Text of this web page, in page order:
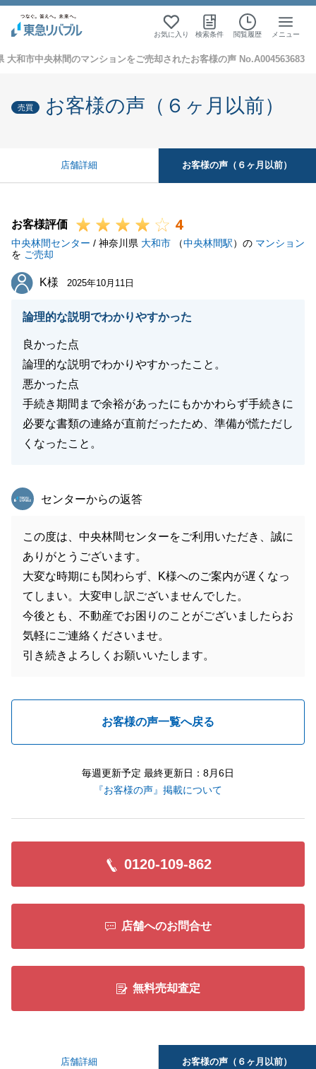
お気に入り 検索条件 閲覧履歴 メニュー
大和市中央林間のマンションをご売却されたお客様の声 No.A004563683
売買 お客様の声（６ヶ月以前）
店舗詳細 お客様の声（６ヶ月以前）
お客様評価 4
中央林間センター / 神奈川県 大和市 （中央林間駅）の マンション
を ご売却
K様
K様 2025年10月11日
論理的な説明でわかりやすかった
良かった点
論理的な説明でわかりやすかったこと。
悪かった点
手続き期間まで余裕があったにもかかわらず手続きに
必要な書類の連絡が直前だったため、準備が慌ただし
くなったこと。
東急リバブル
センターからの返答
この度は、中央林間センターをご利用いただき、誠に
ありがとうございます。
大変な時期にも関わらず、K様へのご案内が遅くなっ
てしまい。大変申し訳ございませんでした。
今後とも、不動産でお困りのことがございましたらお
気軽にご連絡くださいませ。
引き続きよろしくお願いいたします。
お客様の声一覧へ戻る
毎週更新予定 最終更新日：8月6日
『お客様の声』掲載について
0120-109-862
店舗へのお問合せ
無料売却査定
店舗詳細 お客様の声（６ヶ月以前）